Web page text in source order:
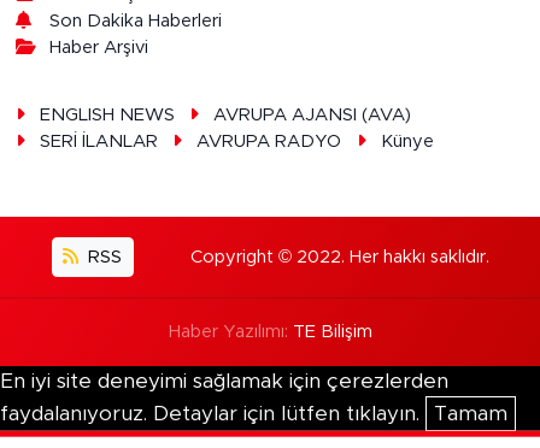
Son Dakika Haberleri
Haber Arşivi
ENGLISH NEWS
AVRUPA AJANSI (AVA)
SERİ İLANLAR
AVRUPA RADYO Künye
RSS Copyright © 2022. Her hakkı saklıdır.
Haber Yazılımı: TE Bilişim
En iyi site deneyimi sağlamak için çerezlerden
faydalanıyoruz. Detaylar için lütfen tıklayın.
Tamam